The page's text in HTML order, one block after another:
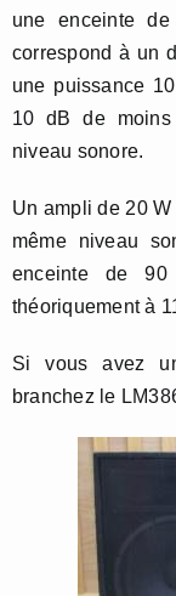
une enceinte
correspond à un
une puissance
10 dB de moins
niveau sonore.
Un ampli de 20
même niveau
enceinte de
théoriquement à
Si vous avez
branchez le